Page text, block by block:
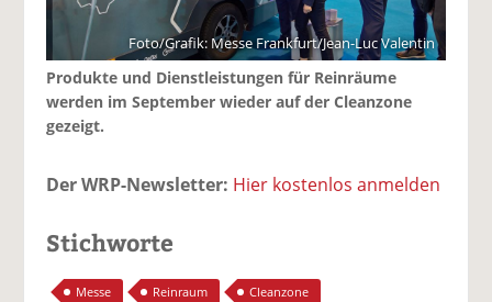
Foto/Grafik: Messe Frankfurt/Jean-Luc Valentin
Produkte und Dienstleistungen für Reinräume
werden im September wieder auf der Cleanzone
gezeigt.
Der WRP-Newsletter: Hier kostenlos anmelden
Stichworte
Messe Reinraum Cleanzone